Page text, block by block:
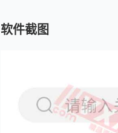
软件截图